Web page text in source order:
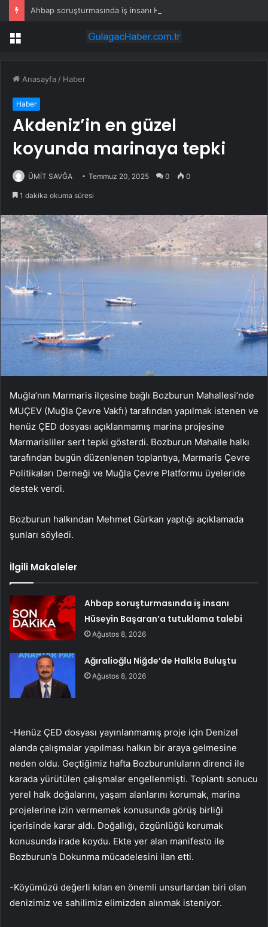
Menü
Anasayfa / Haber
Haber
Akdeniz’in en güzel
koyunda marinaya tepki
ÜMİT SAVĞA Temmuz 20, 2025 0 0
1 dakika okuma süresi
Muğla’nın Marmaris ilçesine bağlı Bozburun Mahallesi’nde
MUÇEV (Muğla Çevre Vakfı) tarafından yapılmak istenen ve
henüz ÇED dosyası açıklanmamış marina projesine
Marmarisliler sert tepki gösterdi. Bozburun Mahalle halkı
tarafından bugün düzenlenen toplantıya, Marmaris Çevre
Politikaları Derneği ve Muğla Çevre Platformu üyeleride
destek verdi.
Bozburun halkından Mehmet Gürkan yaptığı açıklamada
şunları söyledi.
İlgili Makaleler
Ahbap soruşturmasında iş insanı
Hüseyin Başaran’a tutuklama talebi
Ağustos 8, 2026
Ağıralioğlu Niğde’de Halkla Buluştu
Ağustos 8, 2026
-Henüz ÇED dosyası yayınlanmamış proje için Denizel
alanda çalışmalar yapılması halkın bir araya gelmesine
neden oldu. Geçtiğimiz hafta Bozburunluların direnci ile
karada yürütülen çalışmalar engellenmişti. Toplantı sonucu
yerel halk doğalarını, yaşam alanlarını korumak, marina
projelerine izin vermemek konusunda görüş birliği
içerisinde karar aldı. Doğallığı, özgünlüğü korumak
konusunda irade koydu. Ekte yer alan manifesto ile
Bozburun’a Dokunma mücadelesini ilan etti.
-Köyümüzü değerli kılan en önemli unsurlardan biri olan
denizimiz ve sahilimiz elimizden alınmak isteniyor.